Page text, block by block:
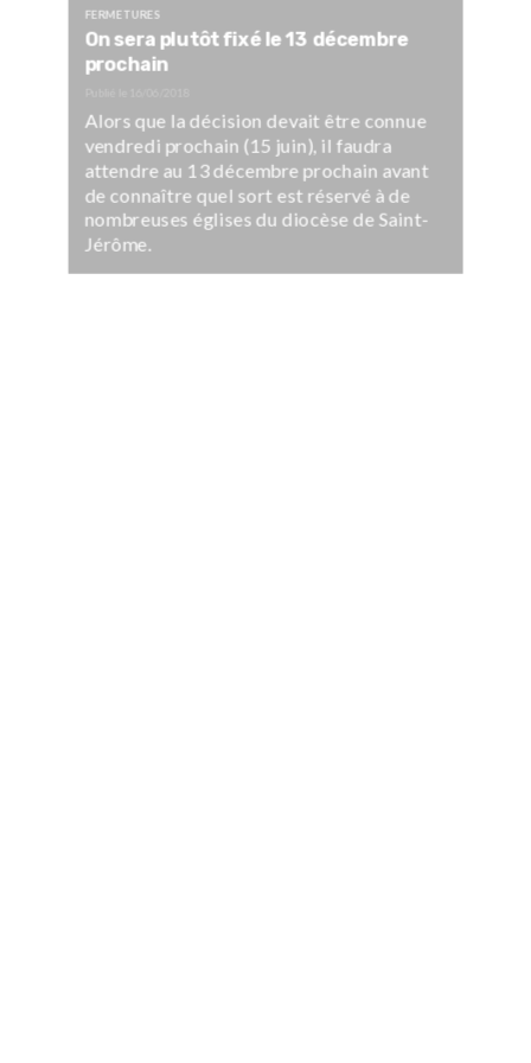
FERMETURES
On sera plutôt fixé le 13 décembre
prochain
Alors que la décision devait être connue
vendredi prochain (15 juin), il faudra
attendre au 13 décembre prochain avant
de connaître quel sort est réservé à de
nombreuses églises du diocèse de Saint-
Jérôme.